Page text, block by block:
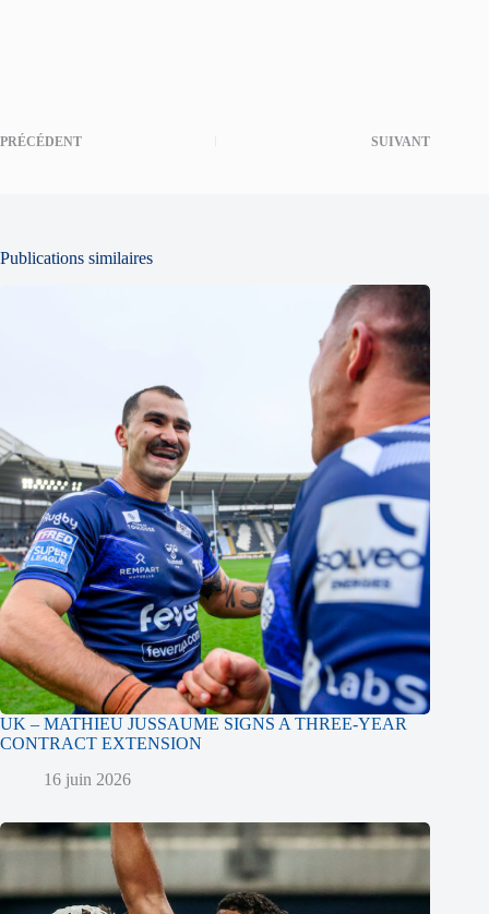
PRÉCÉDENT SUIVANT
Publications similaires
UK – MATHIEU JUSSAUME SIGNS A THREE-YEAR
CONTRACT EXTENSION
16 juin 2026